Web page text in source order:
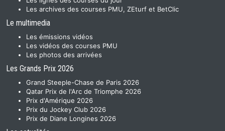
Les archives des courses PMU, ZEturf et BetClic
Le multimedia
Les émissions vidéos
Les vidéos des courses PMU
Les photos des arrivées
Les Grands Prix 2026
Grand Steeple-Chase de Paris 2026
Qatar Prix de l'Arc de Triomphe 2026
Prix d'Amérique 2026
Prix du Jockey Club 2026
Prix de Diane Longines 2026